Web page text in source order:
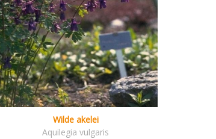
Wilde akelei
Aquilegia vulgaris